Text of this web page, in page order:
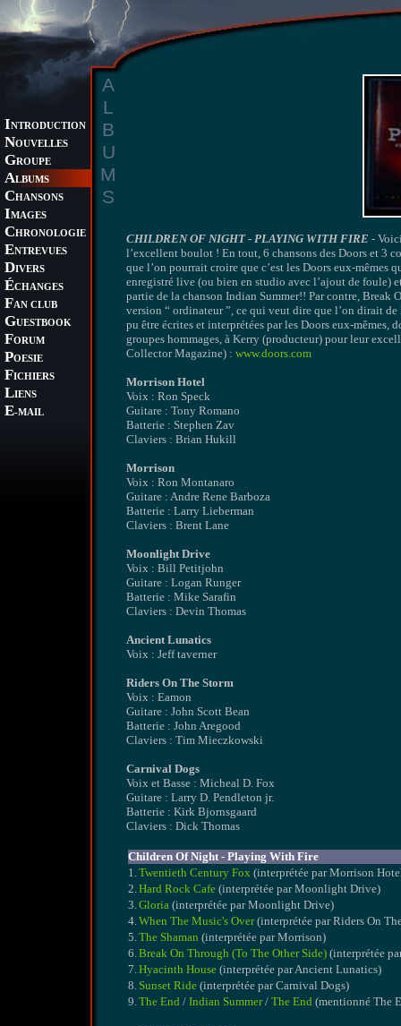
INTRODUCTION
NOUVELLES
GROUPE
ALBUMS
CHANSONS
IMAGES
CHRONOLOGIE
ENTREVUES
DIVERS
ÉCHANGES
FAN CLUB
GUESTBOOK
FORUM
POESIE
FICHIERS
LIENS
E-MAIL
A
L
B
U
M
S
CHILDREN OF NIGHT - PLAYING WITH FIRE -
l’excellent boulot ! En tout, 6 chansons des Doors et 3
que l’on pourrait croire que c’est les Doors eux-mêmes
enregistré live (ou bien en studio avec l’ajout de foule)
partie de la chanson Indian Summer!! Par contre, Break
version “ ordinateur ”, ce qui veut dire que l’on dirait
pu être écrites et interprétées par les Doors eux-mêmes,
groupes hommages, à Kerry (producteur) pour leur
Collector Magazine) : www.doors.com
Morrison Hotel
Voix : Ron Speck
Guitare : Tony Romano
Batterie : Stephen Zav
Claviers : Brian Hukill
Morrison
Voix : Ron Montanaro
Guitare : Andre Rene Barboza
Batterie : Larry Lieberman
Claviers : Brent Lane
Moonlight Drive
Voix : Bill Petitjohn
Guitare : Logan Runger
Batterie : Mike Sarafin
Claviers : Devin Thomas
Ancient Lunatics
Voix : Jeff taverner
Riders On The Storm
Voix : Eamon
Guitare : John Scott Bean
Batterie : John Aregood
Claviers : Tim Mieczkowski
Carnival Dogs
Voix et Basse : Micheal D. Fox
Guitare : Larry D. Pendleton jr.
Batterie : Kirk Bjornsgaard
Claviers : Dick Thomas
Children Of Night - Playing With Fire
1.Twentieth Century Fox (interprétée par Morrison
2.Hard Rock Cafe (interprétée par Moonlight Drive)
3.Gloria (interprétée par Moonlight Drive)
4.When The Music's Over(interprétée par Riders On
5.The Shaman (interprétée par Morrison)
6.Break On Through (To The Other Side) (interprétée
7.Hyacinth House (interprétée par Ancient Lunatics)
8. Sunset Ride (interprétée par Carnival Dogs)
9.The End / Indian Summer/ The End (mentionné The